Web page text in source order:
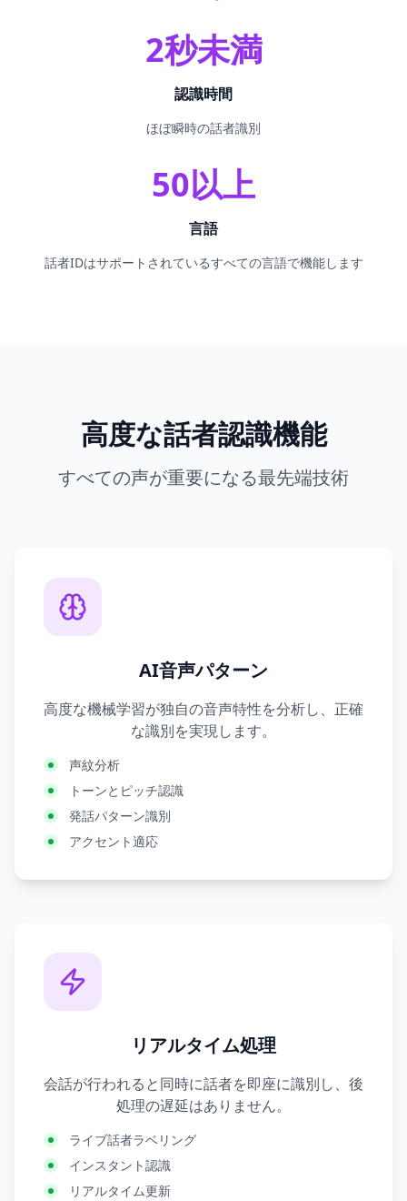
2秒未満
認識時間
ほぼ瞬時の話者識別
50以上
言語
話者IDはサポートされているすべての言語で機能します
高度な話者認識機能
すべての声が重要になる最先端技術
AI音声パターン
高度な機械学習が独自の音声特性を分析し、正確
な識別を実現します。
声紋分析
トーンとピッチ認識
発話パターン識別
アクセント適応
リアルタイム処理
会話が行われると同時に話者を即座に識別し、後
処理の遅延はありません。
ライブ話者ラベリング
インスタント認識
リアルタイム更新